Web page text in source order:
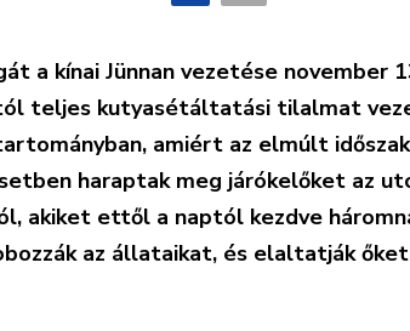
a kínai Jünnan vezetése november
teljes kutyasétáltatási tilalmat
amiért az elmúlt
haraptak meg járókelőket az
akiket ettől a naptól kezdve
az állataikat, és elaltatják őket